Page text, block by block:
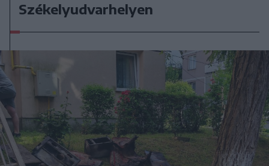
Székelyudvarhelyen